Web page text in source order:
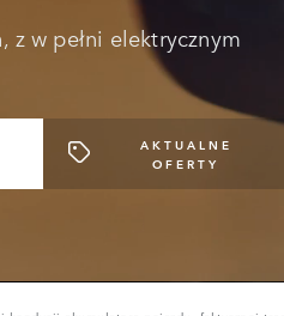
w pełni elektrycznym
AKTUALNE
OFERTY